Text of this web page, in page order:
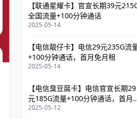
【联通星耀卡】官宣长期39元
全国流量+100分钟通话
2025-05-14
【电信靓仔卡】电信29元235G流
+100分钟通话，首月免月租
2025-05-14
【电信臭豆腐卡】电信官宣长期29
元185G流量+100分钟通话，首月
月租
2025-05-12